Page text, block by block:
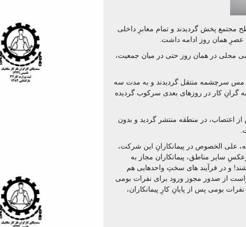
پخش گردیدند و تمام معابرِ داخلی
همان روز ادامه داشت.
محلی در همان روز حتی در میان جمعیت،
به مجتمع مس سرچشمه منتقل گردیدند و به مدت سه
گرانِ کار در روزهای بعدی سرکوب گردیده
کار، روزِ پس از اعتصاب، در منطقه منتشر گردید و بدون
علی الخصوص در پیمانکارانِ این شرکت،
سایر مناطق، پیمانکاران مجاز به
و در فرآیند های سختِ واحدهایی هم
از صدور مجوز ورود برای نفرات بومی
بومی پس از پایانِ کارِ پیمانکاران،